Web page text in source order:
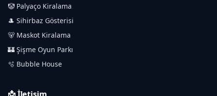
🤡 Palyaço Kiralama
🎩 Sihirbaz Gösterisi
🐻 Maskot Kiralama
🏰 Şişme Oyun Parkı
🫧 Bubble House